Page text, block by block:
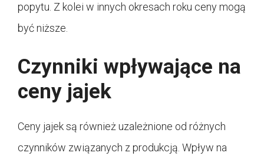
popytu. Z kolei w innych okresach roku ceny mogą
być niższe.
Czynniki wpływające na
ceny jajek
Ceny jajek są również uzależnione od różnych
czynników związanych z produkcją. Wpływ na